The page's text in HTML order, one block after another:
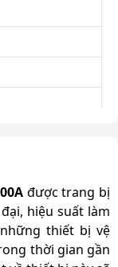
được trang bị
hiệu suất làm
thiết bị vệ
thời gian gần